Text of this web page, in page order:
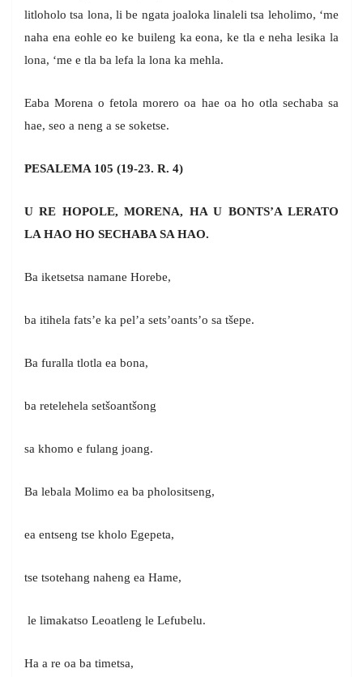
litloholo tsa lona, li be ngata joaloka linaleli tsa leholimo, ‘me
naha ena eohle eo ke buileng ka eona, ke tla e neha lesika la
lona, ‘me e tla ba lefa la lona ka mehla.
Eaba Morena o fetola morero oa hae oa ho otla sechaba sa
hae, seo a neng a se soketse.
PESALEMA 105 (19-23. R. 4)
U RE HOPOLE, MORENA, HA U BONTS’A LERATO
LA HAO HO SECHABA SA HAO.
Ba iketsetsa namane Horebe,
ba itihela fats’e ka pel’a sets’oants’o sa tšepe.
Ba furalla tlotla ea bona,
ba retelehela setšoantšong
sa khomo e fulang joang.
Ba lebala Molimo ea ba pholositseng,
ea entseng tse kholo Egepeta,
tse tsotehang naheng ea Hame,
le limakatso Leoatleng le Lefubelu.
Ha a re oa ba timetsa,